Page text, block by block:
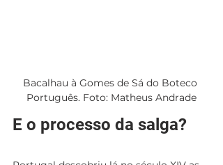
Bacalhau à Gomes de Sá do Boteco
Português. Foto: Matheus Andrade
E o processo da salga?